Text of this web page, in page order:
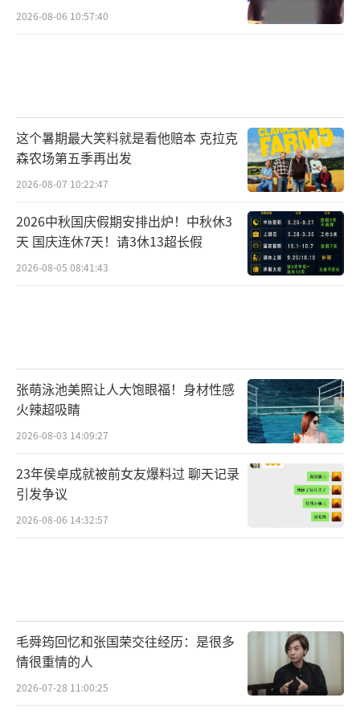
2026-08-06 10:57:40
这个暑期最大笑料就是看他赔本 克拉克
森农场第五季再出发
2026-08-07 10:22:47
2026中秋国庆假期安排出炉！中秋休3
天 国庆连休7天！请3休13超长假
2026-08-05 08:41:43
张萌泳池美照让人大饱眼福！身材性感
火辣超吸睛
2026-08-03 14:09:27
23年侯卓成就被前女友爆料过 聊天记录
引发争议
2026-08-06 14:32:57
毛舜筠回忆和张国荣交往经历：是很多
情很重情的人
2026-07-28 11:00:25